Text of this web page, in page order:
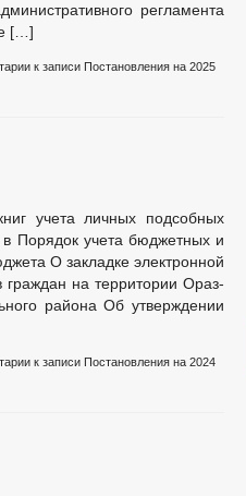
регламента
[…]
к записи Постановления на 2025
учета личных подсобных
Порядок учета бюджетных и
О закладке электронной
граждан на территории Ораз-
района Об утверждении
к записи Постановления на 2024